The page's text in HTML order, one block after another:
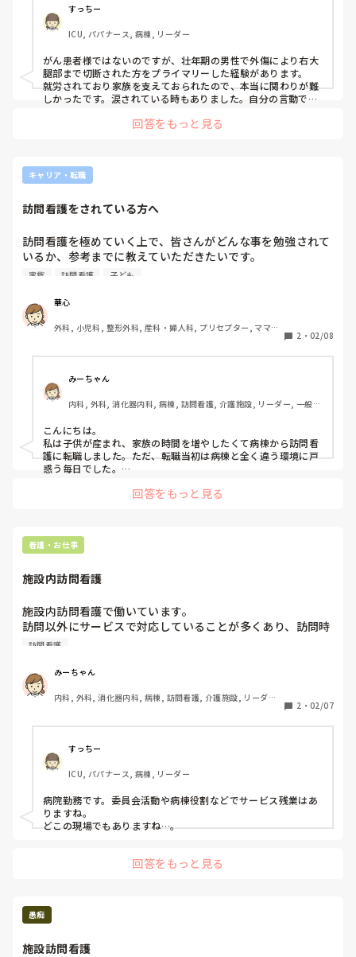
勤もしてフルで働くよりは低いと思います。私の職場は夜間や
休日の当番手当が一回3〜4千円。あとは緊急の呼び出しが多け
れば多いほど手当が増えるような感覚です。
す！
すっちー
ICU, パパナース, 病棟, リーダー
がん患者様ではないのですが、壮年期の男性で外傷により右大
腿部まで切断された方をプライマリーした経験があります。
就労されており家族を支えておられたので、本当に関わりが難
しかったです。涙されている時もありました。自分の言動で自
関わりとして看護理論に当てはめて受容段階などをチーム内で
に残っています。参考になればぜひ！
回答をもっと見る
キャリア・転職
訪問看護をされている方へ
訪問看護を極めていく上で、皆さんがどんな事を勉強されて
いるか、参考までに教えていただきたいです。
ほとんどの方が家族がいたり、日々の業務に追われていると
実的に難しい点が多くあり、困っています。
特定行為看護師や認定看護師も視野に入れてますが、時間・
金銭面等考えるとなかなか踏み出せません。実際に経験した
家族 訪問看護 子ども
華心
外科, 小児科, 整形外科, 産科・婦人科, プリセプター, ママナ
2 ・ 02/08
みーちゃん
内科, 外科, 消化器内科, 病棟, 訪問看護, 介護施設, リーダー, 一般病
こんにちは。
私は子供が産まれ、家族の時間を増やしたくて病棟から訪問看
護に転職しました。ただ、転職当初は病棟と全く違う環境に戸
惑う毎日でした。
務を覚えたら訪問看護の制度や法律について本を買って勉強し
やケアマネさんとケアプラン内容などお話しできるようになり
業務が楽しく思えています！
回答をもっと見る
看護・お仕事
施設内訪問看護
施設内訪問看護で働いています。
訪問以外にサービスで対応していることが多くあり、訪問時
間とは？となることがあります。
でモヤッとすることが多いです。
みなさんの職場もサービス業務は多いですか？
訪問看護
みーちゃん
内科, 外科, 消化器内科, 病棟, 訪問看護, 介護施設, リーダー,
2 ・ 02/07
すっちー
ICU, パパナース, 病棟, リーダー
病院勤務です。委員会活動や病棟役割などでサービス残業はあ
りますね。
どこの現場でもありますね…。
回答をもっと見る
愚痴
施設訪問看護